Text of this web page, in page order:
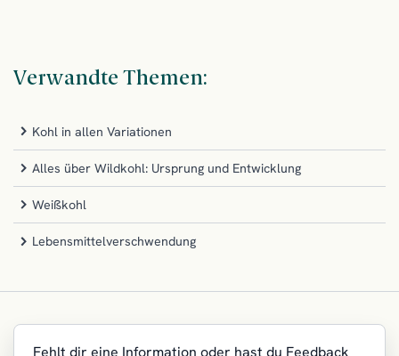
Verwandte Themen:
Kohl in allen Variationen
Alles über Wildkohl: Ursprung und Entwicklung
Weißkohl
Lebensmittelverschwendung